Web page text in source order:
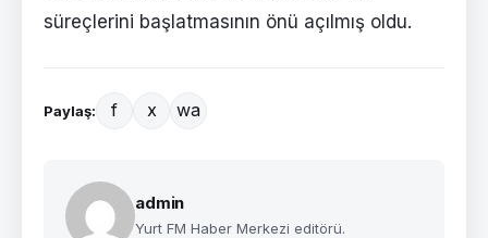
süreçlerini başlatmasının önü açılmış oldu.
Paylaş: f x wa
admin
Yurt FM Haber Merkezi editörü.